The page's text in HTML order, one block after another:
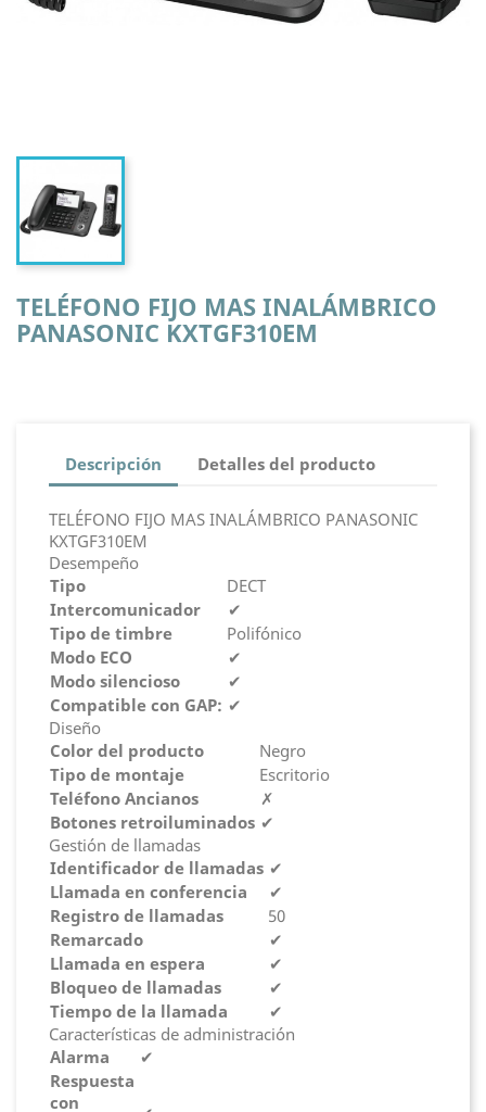
TELÉFONO FIJO MAS INALÁMBRICO
PANASONIC KXTGF310EM
Descripción Detalles del producto
TELÉFONO FIJO MAS INALÁMBRICO PANASONIC
KXTGF310EM
Desempeño
Tipo
DECT
Intercomunicador
✔
Tipo de timbre
Polifónico
Modo ECO
✔
Modo silencioso
✔
Compatible con GAP: ✔
Diseño
Color del producto
Negro
Tipo de montaje
Escritorio
Teléfono Ancianos
✗
Botones retroiluminados ✔
Gestión de llamadas
Identificador de llamadas ✔
Llamada en conferencia
✔
Registro de llamadas
50
Remarcado
✔
Llamada en espera
✔
Bloqueo de llamadas
✔
Tiempo de la llamada
✔
Características de administración
Alarma
✔
Respuesta
con